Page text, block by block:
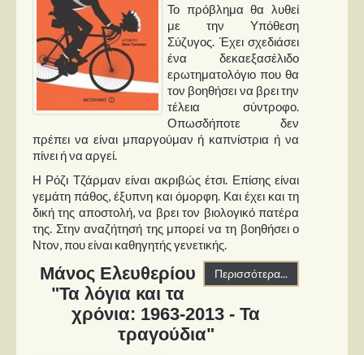
Το πρόβλημα θα λυθεί
με την Υπόθεση
Σύζυγος. Έχει σχεδιάσει
ένα δεκαεξασέλιδο
ερωτηματολόγιο που θα
τον βοηθήσει να βρει την
τέλεια σύντροφο.
Οπωσδήποτε δεν
πρέπει να είναι μπαργούμαν ή καπνίστρια ή να
πίνει ή να αργεί.
Η Ρόζι Τζάρμαν είναι ακριβώς έτσι. Επίσης είναι
γεμάτη πάθος, έξυπνη και όμορφη. Και έχει και τη
δική της αποστολή, να βρει τον βιολογικό πατέρα
της. Στην αναζήτησή της μπορεί να τη βοηθήσει ο
Ντον, που είναι καθηγητής γενετικής.
Περισσότερα...
Μάνος Ελευθερίου
"Τα λόγια και τα
χρόνια: 1963-2013 - Τα
τραγούδια"